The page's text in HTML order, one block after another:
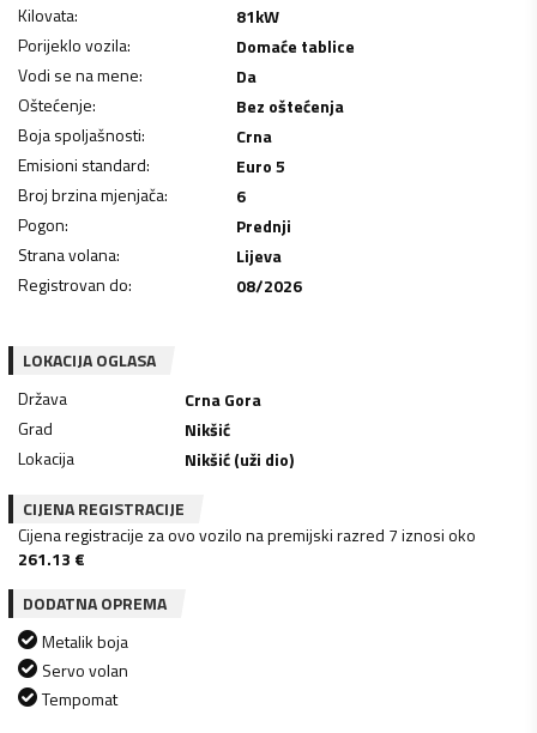
Kilovata: 81kW
Porijeklo vozila:
Domaće tablice
Vodi se na mene:
Da
Oštećenje:
Bez oštećenja
Boja spoljašnosti:
Crna
Emisioni standard:
Euro 5
Broj brzina mjenjača:
6
Pogon:
Prednji
Strana volana:
Lijeva
Registrovan do: 08/2026
LOKACIJA OGLASA
Država
Crna Gora
Grad
Nikšić
Lokacija
Nikšić (uži dio)
CIJENA REGISTRACIJE
Cijena registracije za ovo vozilo na premijski razred 7 iznosi oko
261.13 €
DODATNA OPREMA
Metalik boja
Servo volan
Tempomat